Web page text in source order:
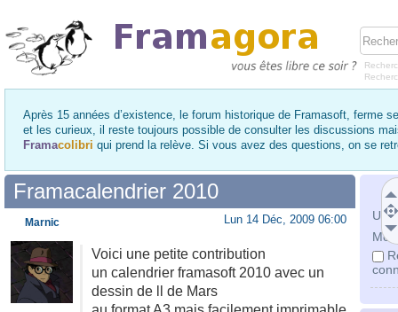
Après 15 années d’existence, le forum historique de Framasoft, ferme
et les curieux, il reste toujours possible de consulter les discussions
Framacolibri qui prend la relève. Si vous avez des questions, on se
Mot
Framacalendrier 2010
Lun 14 Déc, 2009 06:00
Voici une petite contribution
un calendrier framasoft 2010 avec un
dessin de ll de Mars
Marnic